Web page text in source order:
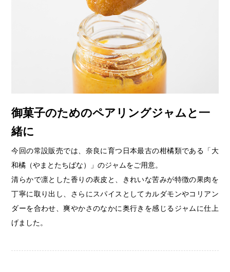
御菓子のためのペアリングジャムと一
緒に
今回の常設販売では、奈良に育つ日本最古の柑橘類である「大
和橘（やまとたちばな）」のジャムをご用意。
清らかで凛とした香りの表皮と、きれいな苦みが特徴の果肉を
丁寧に取り出し、さらにスパイスとしてカルダモンやコリアン
ダーを合わせ、爽やかさのなかに奥行きを感じるジャムに仕上
げました。